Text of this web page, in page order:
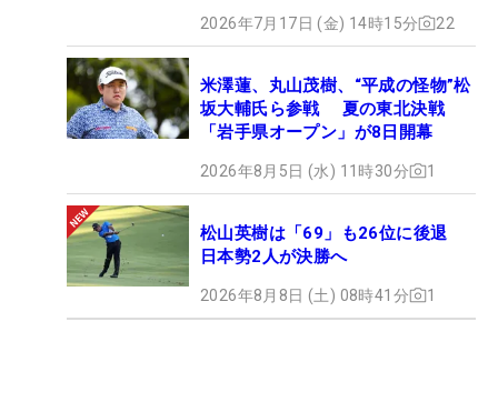
2026年7月17日 (金) 14時15分 22
米澤蓮、丸山茂樹、“平成の怪物”松
坂大輔氏ら参戦 夏の東北決戦
「岩手県オープン」が8日開幕
2026年8月5日 (水) 11時30分 1
松山英樹は「69」も26位に後退
日本勢2人が決勝へ
2026年8月8日 (土) 08時41分 1